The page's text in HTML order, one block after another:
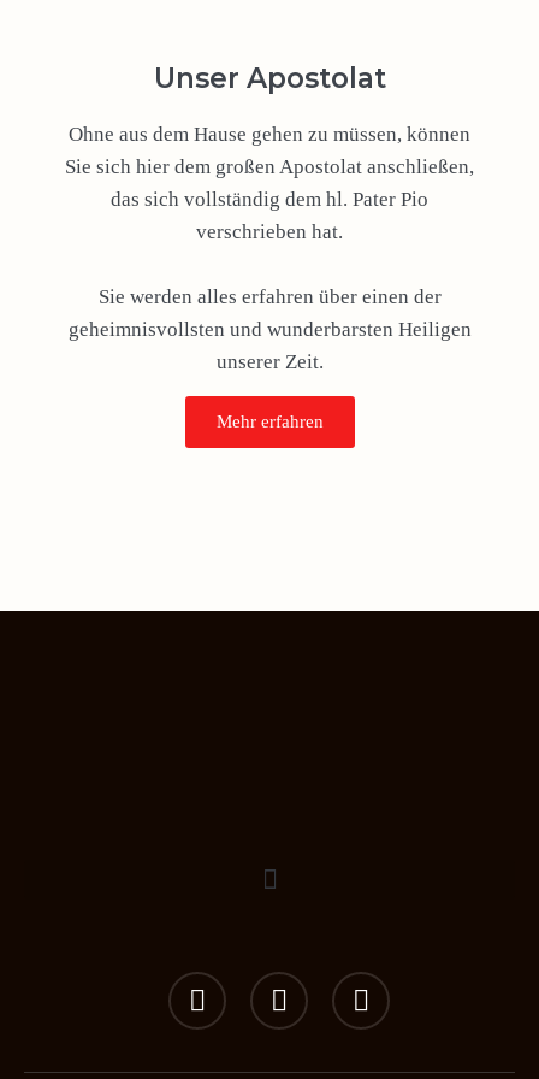
Unser Apostolat
Ohne aus dem Hause gehen zu müssen, können
Sie sich hier dem großen Apostolat anschließen,
das sich vollständig dem hl. Pater Pio
verschrieben hat.
Sie werden alles erfahren über einen der
geheimnisvollsten und wunderbarsten Heiligen
unserer Zeit.
Mehr erfahren